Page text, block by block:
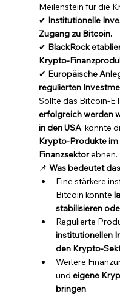
Meilenstein für die
✔ Institutionelle
Zugang zu Bitcoin.
✔ BlackRock
Krypto-
✔ Europäische
regulierten
Sollte das Bitcoin-
erfolgreich werden
in den USA, könnte
Krypto-Produkte
Finanzsektor ebnen.
📌 Was bedeutet
Eine stärkere
Bitcoin könnte
stabilisieren
Regulierte
institutionellen
den Krypto-
Weitere
und eigene
bringen.